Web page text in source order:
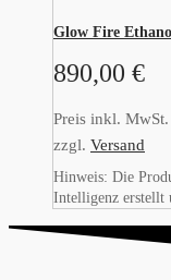
Glow Fire
890,00 €
Preis inkl. MwSt.
zzgl. Versand
Hinweis: Die
Intelligenz erstellt